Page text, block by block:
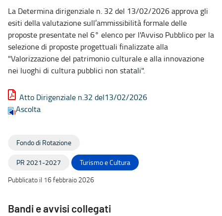
La Determina dirigenziale n. 32 del 13/02/2026 approva gli
esiti della valutazione sull’ammissibilità formale delle
proposte presentate nel 6° elenco per l'Avviso Pubblico per la
selezione di proposte progettuali finalizzate alla
"Valorizzazione del patrimonio culturale e alla innovazione
nei luoghi di cultura pubblici non statali".
Atto Dirigenziale n.32 del13/02/2026
Ascolta
Fondo di Rotazione
PR 2021-2027
Turismo e Cultura
Pubblicato il 16 febbraio 2026
Bandi e avvisi collegati